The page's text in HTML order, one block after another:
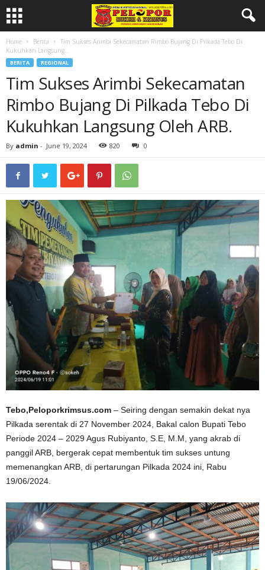
Home Berita
Tim Sukses Arimbi Sekecamatan Rimbo Bujang Di Pilkada Tebo Di
Kukuhkan Langsung...
BERITA REGIONAL
Tim Sukses Arimbi Sekecamatan
Rimbo Bujang Di Pilkada Tebo Di
Kukuhkan Langsung Oleh ARB.
By admin - June 19, 2024 820 0
Tebo,Peloporkrimsus.com – Seiring dengan semakin dekat nya
Pilkada serentak di 27 November 2024, Bakal calon Bupati Tebo
Periode 2024 – 2029 Agus Rubiyanto, S.E, M.M, yang akrab di
panggil ARB, bergerak cepat membentuk tim sukses untung
memenangkan ARB, di pertarungan Pilkada 2024 ini, Rabu
19/06/2024.